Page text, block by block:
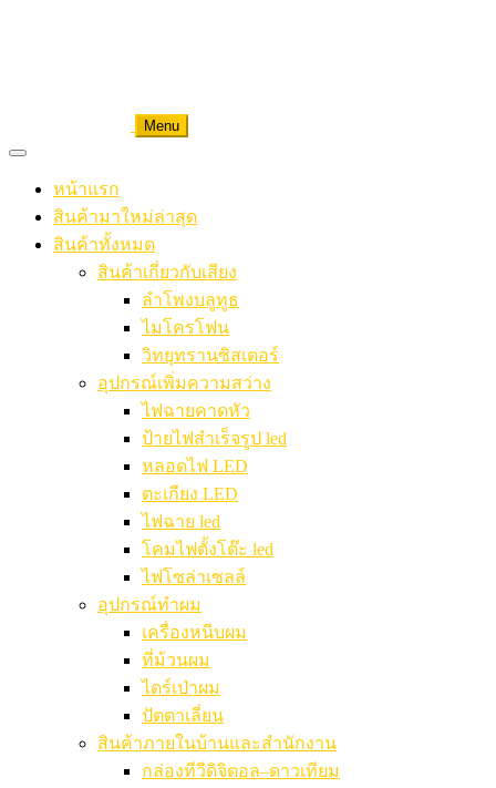
Menu
หน้าแรก
สินค้ามาใหม่ล่าสุด
สินค้าทั้งหมด
สินค้าเกี่ยวกับเสียง
ลำโพงบลูทูธ
ไมโครโฟน
วิทยุทรานซิสเตอร์
อุปกรณ์เพิ่มความสว่าง
ไฟฉายคาดหัว
ป้ายไฟสำเร็จรูป led
หลอดไฟ LED
ตะเกียง LED
ไฟฉาย led
โคมไฟตั้งโต๊ะ led
ไฟโซล่าเซลล์
อุปกรณ์ทำผม
เครื่องหนีบผม
ที่ม้วนผม
ไดร์เป่าผม
ปัตตาเลี่ยน
สินค้าภายในบ้านและสำนักงาน
กล่องทีวีดิจิตอล–ดาวเทียม